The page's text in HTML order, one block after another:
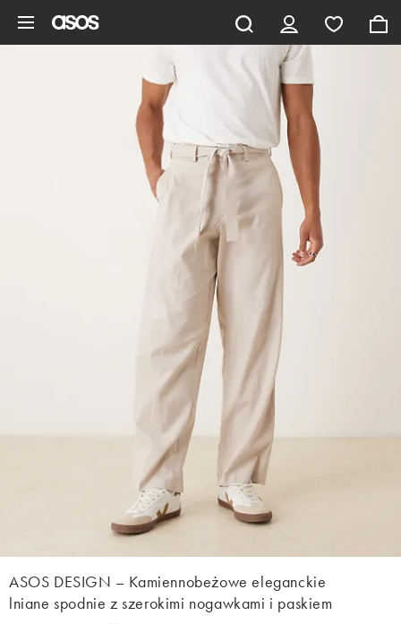
ASOS DESIGN – Kamiennobeżowe eleganckie
lniane spodnie z szerokimi nogawkami i paskiem